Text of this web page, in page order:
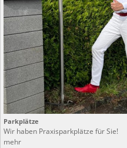
Parkplätze
Wir haben Praxisparkplätze für Sie!
mehr